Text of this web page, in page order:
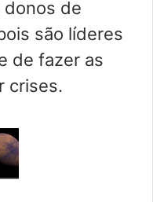
donos de
são líderes
de fazer as
crises.